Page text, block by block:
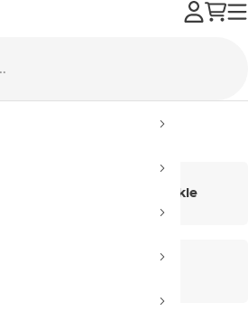
Elektrobicykle